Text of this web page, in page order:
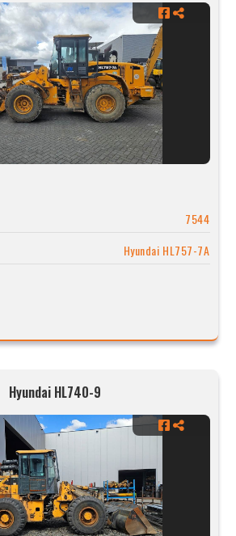
7544
Hyundai HL757-7A
Hyundai HL740-9